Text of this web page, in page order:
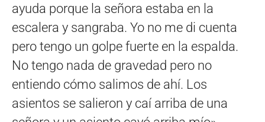
ayuda porque la señora estaba en la
escalera y sangraba. Yo no me di cuenta
pero tengo un golpe fuerte en la espalda.
No tengo nada de gravedad pero no
entiendo cómo salimos de ahí. Los
asientos se salieron y caí arriba de una